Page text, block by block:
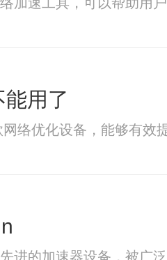
用了
络优化设备，能够有效
进的加速器设备，被广